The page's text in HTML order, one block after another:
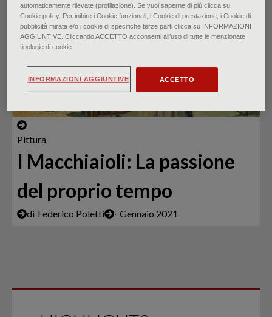
Pittura
I Macchiaioli: La passione
del proprio tempo
di Federico Poletti ∙ Gennaio 2021
automaticamente rilevate (profilazione). Se vuoi saperne di più clicca su
Cookie policy. Per inibire i Cookie funzionali, i Cookie di prestazione, i Cookie di
pubblicità mirata e/o i cookie di specifiche terze parti clicca su INFORMAZIONI
AGGIUNTIVE. Cliccando ACCETTO acconsenti all’uso di tutte le menzionate
tipologie di cookie.
ACCETTO
INFORMAZIONI AGGIUNTIVE